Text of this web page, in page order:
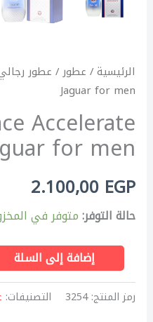
الرئيسية/ عطور/ عطور
Jaguar for men
Accelerate
for men
2.100,00 EGP
حالة التوفر: متوفر في
إضافة إلى السلة
رمز المنتج:3254 التصنيفات: